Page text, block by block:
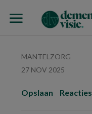
MANTELZORG
27 NOV 2025
Opslaan Reacties